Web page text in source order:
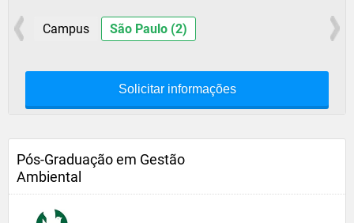
Campus São Paulo (2)
Solicitar informações
Pós-Graduação em Gestão
Ambiental